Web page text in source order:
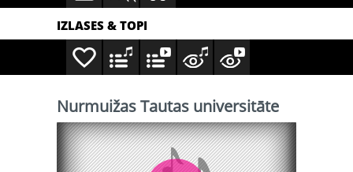
IZLASES & TOPI
Nurmuižas Tautas universitāte